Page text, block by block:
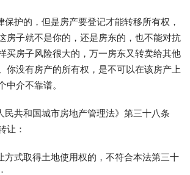
护的，但是房产要登记才能转移所有权，
房子就不是你的，还是房东的，也不能对抗
买房子风险很大的，万一房东又转卖给其他
你没有房产的所有权，是不可以在该房产上
中介不靠谱。
共和国城市房地产管理法》第三十八条
让：
式取得土地使用权的，不符合本法第三十